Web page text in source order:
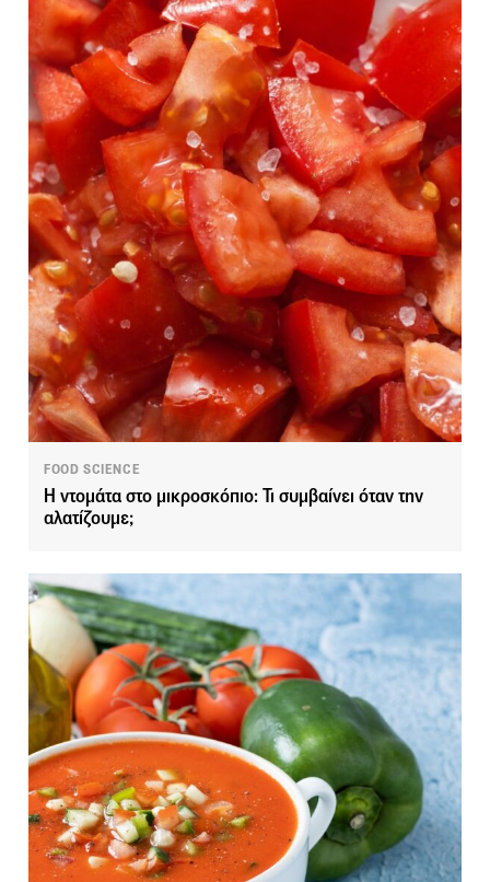
FOOD SCIENCE
Η ντομάτα στο μικροσκόπιο: Τι συμβαίνει όταν την
αλατίζουμε;